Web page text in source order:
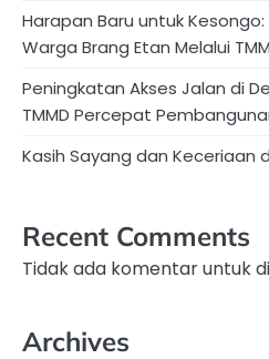
Harapan Baru untuk
Warga Brang Etan Melalui
Peningkatan Akses Jalan di
TMMD Percepat
Kasih Sayang dan Keceriaan
Recent Comments
Tidak ada komentar untuk
Archives